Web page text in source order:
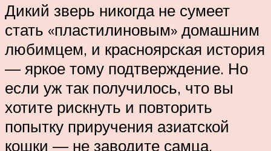
Дикий зверь никогда не сумеет
стать «пластилиновым» домашним
любимцем, и красноярская история
— яркое тому подтверждение. Но
если уж так получилось, что вы
хотите рискнуть и повторить
попытку приручения азиатской
кошки — не заводите самца,